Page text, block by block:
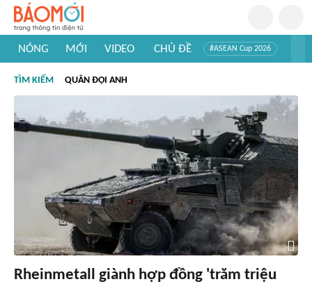
NÓNG MỚI VIDEO CHỦ ĐỀ #ASEAN Cup 2026
#Khám phá thế giới
TÌM KIẾM QUÂN ĐỘI ANH
Rheinmetall giành hợp đồng 'trăm triệu